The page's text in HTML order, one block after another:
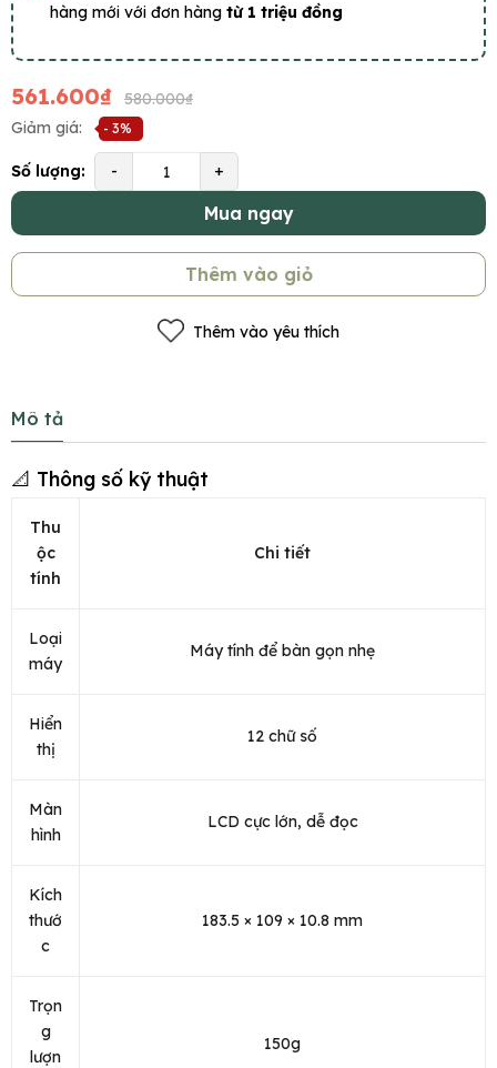
hàng mới với đơn hàng từ 1 triệu đồng
561.600₫
580.000₫
Giảm giá:
- 3%
Số lượng: - +
Mua ngay
Thêm vào giỏ
Thêm vào yêu thích
Mô tả
📐 Thông số kỹ thuật
Thu
ộc
tính
Chi tiết
Loại
máy
Máy tính để bàn gọn nhẹ
Hiển
thị
12 chữ số
Màn
hình
LCD cực lớn, dễ đọc
Kích
thướ
c
183.5 × 109 × 10.8 mm
Trọn
g
lượn
150g